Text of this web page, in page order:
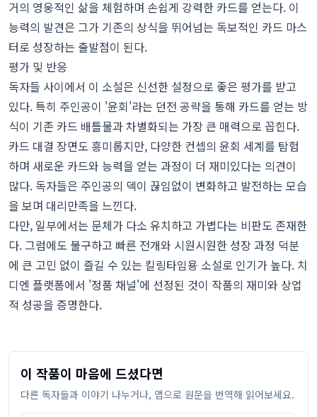
거의 영웅적인 삶을 체험하며 손쉽게 강력한 카드를 얻는다. 이
능력의 발견은 그가 기존의 상식을 뛰어넘는 독보적인 카드 마스
터로 성장하는 출발점이 된다.
평가 및 반응
독자들 사이에서 이 소설은 신선한 설정으로 좋은 평가를 받고
있다. 특히 주인공이 '윤회'라는 던전 공략을 통해 카드를 얻는 방
식이 기존 카드 배틀물과 차별화되는 가장 큰 매력으로 꼽힌다.
카드 대결 장면도 흥미롭지만, 다양한 컨셉의 윤회 세계를 탐험
하며 새로운 카드와 능력을 얻는 과정이 더 재미있다는 의견이
많다. 독자들은 주인공의 덱이 끊임없이 변화하고 발전하는 모습
을 보며 대리만족을 느낀다.
다만, 일부에서는 문체가 다소 유치하고 가볍다는 비판도 존재한
다. 그럼에도 불구하고 빠른 전개와 시원시원한 성장 과정 덕분
에 큰 고민 없이 즐길 수 있는 킬링타임용 소설로 인기가 높다. 치
디엔 플랫폼에서 '정품 채널'에 선정된 것이 작품의 재미와 상업
적 성공을 증명한다.
이 작품이 마음에 드셨다면
다른 독자들과 이야기 나누거나, 앱으로 원문을 번역해 읽어보세요.